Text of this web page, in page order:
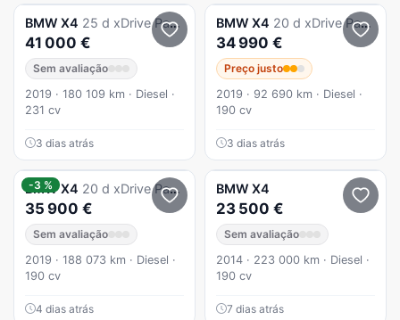
BMW X4 25 d xDrive Pack M Auto
41 000 €
Sem avaliação
2019 · 180 109 km · Diesel ·
231 cv
3 dias atrás
BMW X4 20 d xDrive Pack M Auto
34 990 €
Preço justo
2019 · 92 690 km · Diesel ·
190 cv
3 dias atrás
-3 %
BMW X4 20 d xDrive Pack M Auto
35 900 €
Sem avaliação
2019 · 188 073 km · Diesel ·
190 cv
4 dias atrás
BMW X4
23 500 €
Sem avaliação
2014 · 223 000 km · Diesel ·
190 cv
7 dias atrás